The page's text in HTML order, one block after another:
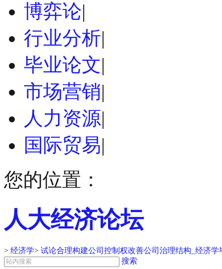
博弈论|
行业分析|
毕业论文|
市场营销|
人力资源|
国际贸易|
您的位置：
人大经济论坛
> 经济学> 试论合理构建公司控制权改善公司治理结构_经济学
搜索